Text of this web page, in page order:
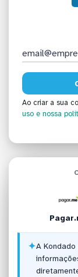
Ao criar a sua
uso e nossa
✦A